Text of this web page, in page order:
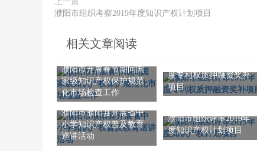
濮阳市组织考察2019年度知识产权计划项目
相关文章阅读
濮阳市开展春节期间国
家级知识产权保护规范
化市场检查工作
度专利权质押融资奖补
项目
濮阳市濮阳县开展省中
小学知识产权普及教育
巡讲活动
濮阳市组织评审2019年
度知识产权计划项目